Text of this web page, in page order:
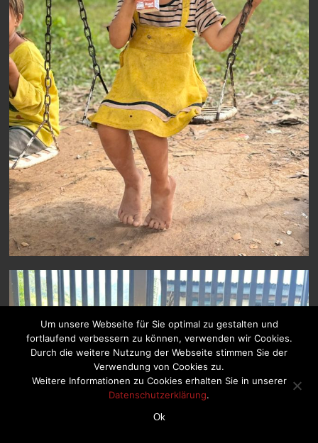
Um unsere Webseite für Sie optimal zu gestalten und
fortlaufend verbessern zu können, verwenden wir Cookies.
Durch die weitere Nutzung der Webseite stimmen Sie der
Verwendung von Cookies zu.
Weitere Informationen zu Cookies erhalten Sie in unserer
Datenschutzerklärung.
Ok